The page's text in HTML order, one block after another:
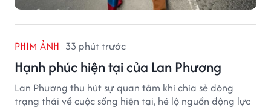
PHIM ẢNH 33 phút trước
Hạnh phúc hiện tại của Lan Phương
Lan Phương thu hút sự quan tâm khi chia sẻ dòng
trạng thái về cuộc sống hiện tại, hé lộ nguồn động lực